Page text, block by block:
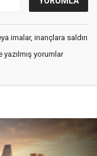
imalar, inançlara saldırı
yorumlar